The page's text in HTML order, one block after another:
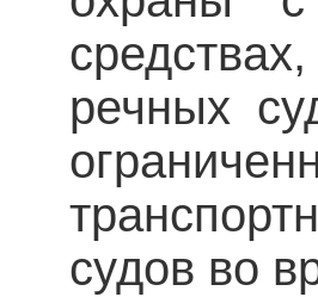
речных
судов во